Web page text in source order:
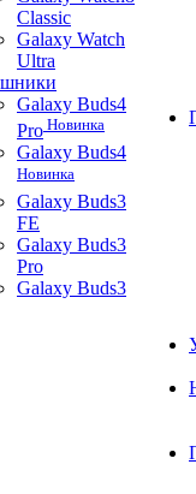
Classic
Galaxy Watch
Ultra
Galaxy Buds4
Pro Новинка
Galaxy Buds4
Новинка
Galaxy Buds3
FE
Galaxy Buds3
Pro
Galaxy Buds3